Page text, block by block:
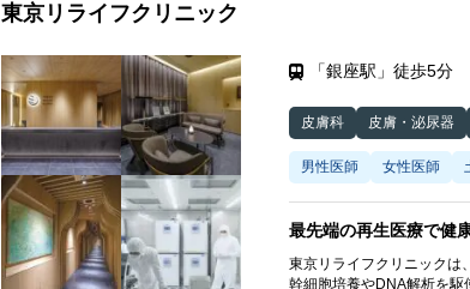
東京リライフクリニック
「銀座駅」徒歩5分
皮膚科 皮膚・泌尿器
男性医師 女性医師
最先端の再生医療で健
東京リライフクリニックは
幹細胞培養やDNA解析を駆